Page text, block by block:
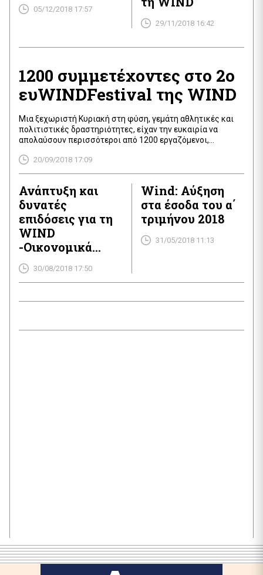
05/12/2018 17:57
29/11/2018 16:42
1200 συμμετέχοντες στο 2ο
ευWINDFestival της WIND
Μια ξεχωριστή Κυριακή στη φύση, γεμάτη αθλητικές και
πολιτιστικές δραστηριότητες, είχαν την ευκαιρία να
απολαύσουν περισσότεροι από 1200 εργαζόμενοι,
WIND Ελλάς, μία από τις καλύτερες ανεξάρτητες εταιρείες
τηλεπικοινωνιών στην Ευρώπη, με οικονομική ισχύ και
υψηλή τεχνολογία δεν επενδύει μόνο στα δίκτυα νέας
γενιάς αλλά πρωτίστως στο ανθρώπινο […]
20/09/2018 17:09
Ανάπτυξη και
δυνατές
επιδόσεις για τη
WIND
-Οικονομικά
Αποτελέσματα Β’
τριμήνου 2018
30/08/2018 17:50
Wind: Αύξηση
στα έσοδα του α΄
τριμήνου 2018
31/05/2018 11:13